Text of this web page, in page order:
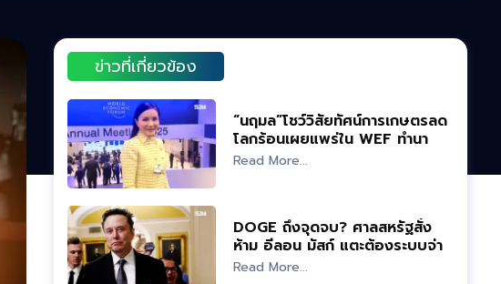
ข่าวที่เกี่ยวข้อง
“นฤมล”โชว์วิสัยทัศน์การเกษตรลด
โลกร้อนเผยแพร่ใน WEF ทำนา
แห้งสลับเปียก
Read More...
DOGE ถึงจุดจบ? ศาลสหรัฐสั่ง
ห้าม อีลอน มัสก์ แตะต้องระบบจ่าย
เงินภาครัฐ
Read More...